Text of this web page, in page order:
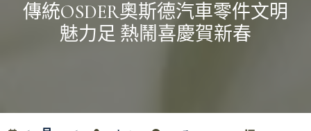
傳統OSDER奧斯德汽車零件文明
魅力足 熱鬧喜慶賀新春